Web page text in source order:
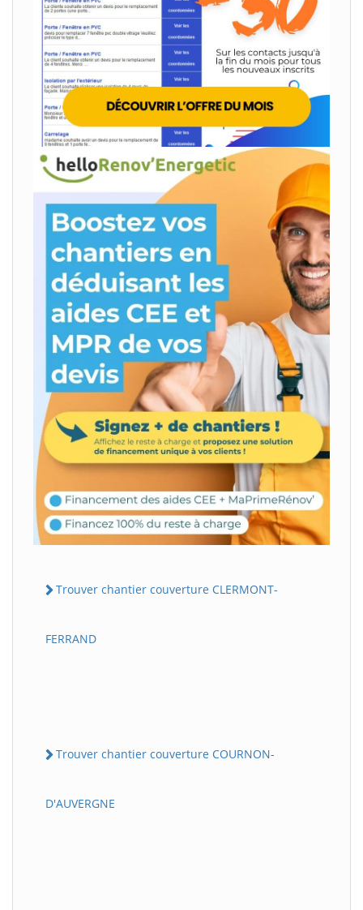
Trouver chantier couverture CLERMONT-
FERRAND
Trouver chantier couverture COURNON-
D'AUVERGNE